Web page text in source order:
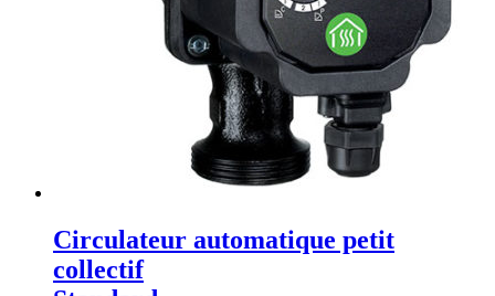
Circulateur automatique petit
collectif